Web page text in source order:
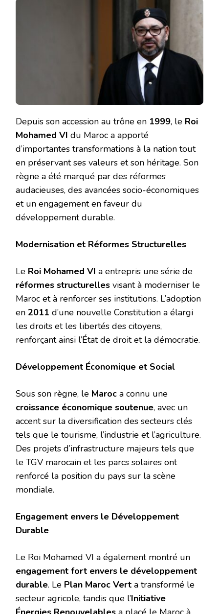
Depuis son accession au trône en 1999, le Roi
Mohamed VI du Maroc a apporté
d’importantes transformations à la nation tout
en préservant ses valeurs et son héritage. Son
règne a été marqué par des réformes
audacieuses, des avancées socio-économiques
et un engagement en faveur du
développement durable.
Modernisation et Réformes Structurelles
Le Roi Mohamed VI a entrepris une série de
réformes structurelles visant à moderniser le
Maroc et à renforcer ses institutions. L’adoption
en 2011 d’une nouvelle Constitution a élargi
les droits et les libertés des citoyens,
renforçant ainsi l’État de droit et la démocratie.
Développement Économique et Social
Sous son règne, le Maroc a connu une
croissance économique soutenue, avec un
accent sur la diversification des secteurs clés
tels que le tourisme, l’industrie et l’agriculture.
Des projets d’infrastructure majeurs tels que
le TGV marocain et les parcs solaires ont
renforcé la position du pays sur la scène
mondiale.
Engagement envers le Développement
Durable
Le Roi Mohamed VI a également montré un
engagement fort envers le développement
durable. Le Plan Maroc Vert a transformé le
secteur agricole, tandis que l’Initiative